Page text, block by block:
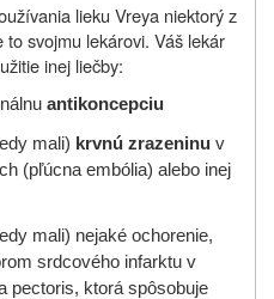
lieku Vreya niektorý z
to svojmu lekárovi. Váš lekár
inej liečby:
antikoncepciu
mali) krvnú zrazeninu v
(pľúcna embólia) alebo inej
mali) nejaké ochorenie,
srdcového infarktu v
pectoris, ktorá spôsobuje